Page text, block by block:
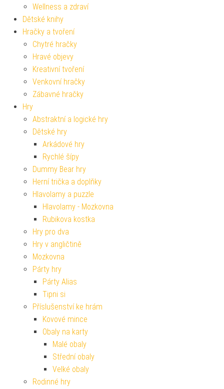
Wellness a zdraví
Dětské knihy
Hračky a tvoření
Chytré hračky
Hravé objevy
Kreativní tvoření
Venkovní hračky
Zábavné hračky
Hry
Abstraktní a logické hry
Dětské hry
Arkádové hry
Rychlé šípy
Dummy Bear hry
Herní trička a doplňky
Hlavolamy a puzzle
Hlavolamy - Mozkovna
Rubikova kostka
Hry pro dva
Hry v angličtině
Mozkovna
Párty hry
Párty Alias
Tipni si
Příslušenství ke hrám
Kovové mince
Obaly na karty
Malé obaly
Střední obaly
Velké obaly
Rodinné hry